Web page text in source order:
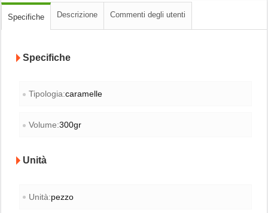
Specifiche Descrizione Commenti degli utenti
Specifiche
Tipologia:caramelle
Volume:300gr
Unità
Unità:pezzo